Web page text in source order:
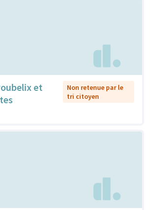
et
Non retenue par le
tri citoyen